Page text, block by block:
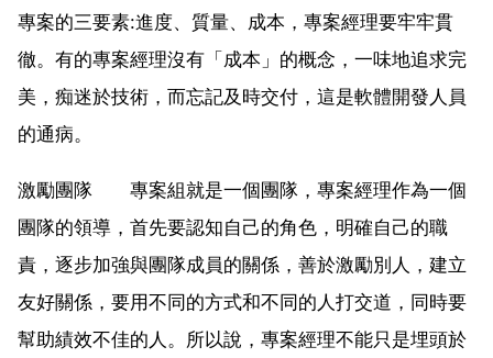
專案的三要素:進度、質量、成本，專案經理要牢牢貫
徹。有的專案經理沒有「成本」的概念，一味地追求完
美，痴迷於技術，而忘記及時交付，這是軟體開發人員
的通病。
激勵團隊 專案組就是一個團隊，專案經理作為一個
團隊的領導，首先要認知自己的角色，明確自己的職
責，逐步加強與團隊成員的關係，善於激勵別人，建立
友好關係，要用不同的方式和不同的人打交道，同時要
幫助績效不佳的人。所以說，專案經理不能只是埋頭於